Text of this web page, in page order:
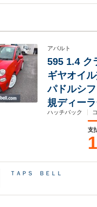
アバルト
595 1.4 ク
ギヤオイ
パドルシ
規ディー
ハッチバック
支
ＴＡＰＳ ＢＥＬＬ